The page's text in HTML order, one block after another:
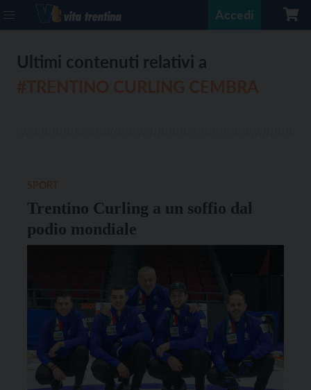
Accedi
Ultimi contenuti relativi a
Trentino Curling a un soffio dal
podio mondiale